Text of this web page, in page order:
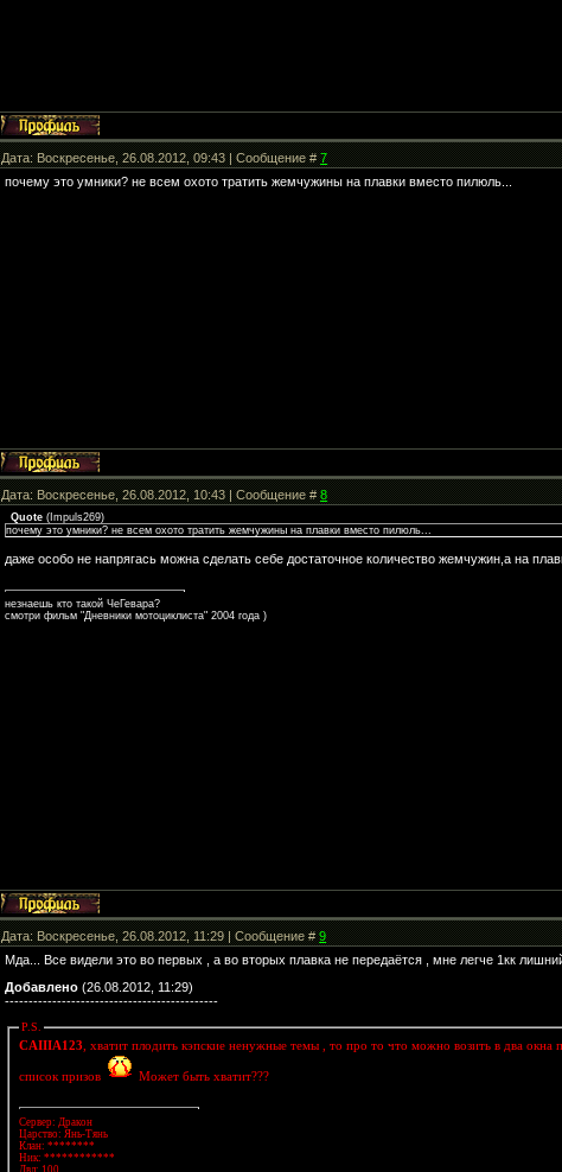
Дата: Воскресенье, 26.08.2012, 09:43 | Сообщение #7
почему это умники? не всем охото тратить жемчужины на плавки вместо пилюль...
Дата: Воскресенье, 26.08.2012, 10:43 | Сообщение #8
Quote ( Impuls269)
почему это умники? не всем охото тратить жемчужины на плавки вместо пилюль...
даже особо не напрягась можна сделать себе достаточное количество жемчужин,а на
незнаешь кто такой ЧеГевара?
смотри фильм "Дневники мотоциклиста" 2004 года )
Дата: Воскресенье, 26.08.2012, 11:29 | Сообщение #9
Мда... Все видели это во первых , а во вторых плавка не передаётся , мне легче 1кк
Добавлено (26.08.2012, 11:29)
---------------------------------------------
P.S.
CAIIIA123 , хватит плодить кэпские ненужные темы , то про то что можно возить в два
список призов Может быть хватит???
Сервер: Дракон
Царство: Янь-Тянь
Клан: ********
Ник: ************
Лвл: 100